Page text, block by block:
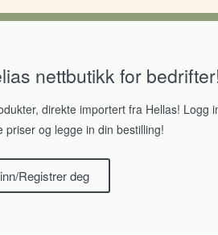
nettbutikk for
direkte importert fra Hellas! Logg
priser og legge in din bestilling!
Registrer deg